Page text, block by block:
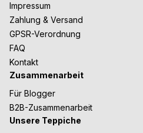
Impressum
Zahlung & Versand
GPSR-Verordnung
FAQ
Kontakt
Zusammenarbeit
Für Blogger
B2B-Zusammenarbeit
Unsere Teppiche